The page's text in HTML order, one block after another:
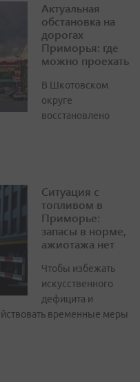
Актуальная
обстановка на
дорогах
Приморья: где
можно проехать
В Шкотовском
округе
восстановлено
Ситуация с
топливом в
Приморье:
запасы в норме,
ажиотажа нет
Чтобы избежать
искусственного
дефицита и
временные меры